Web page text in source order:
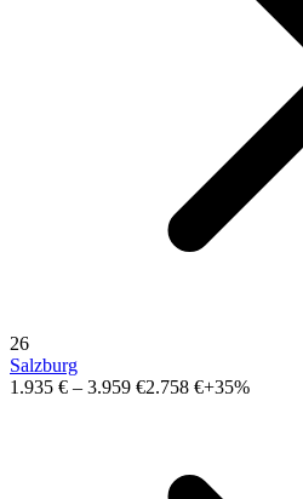
26
Salzburg
1.935 € – 3.959 €2.758 €+35%